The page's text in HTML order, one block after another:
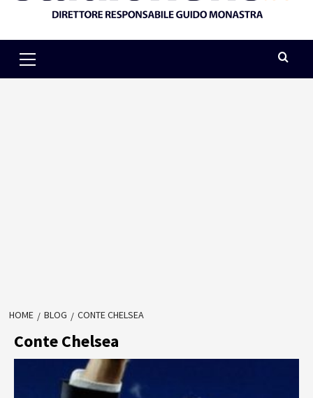
Menu
HOME BLOG CONTE CHELSEA
Conte Chelsea